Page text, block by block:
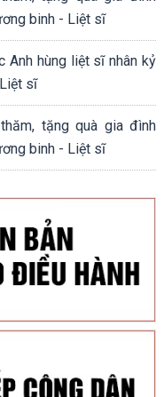
định thăng cấp bậc